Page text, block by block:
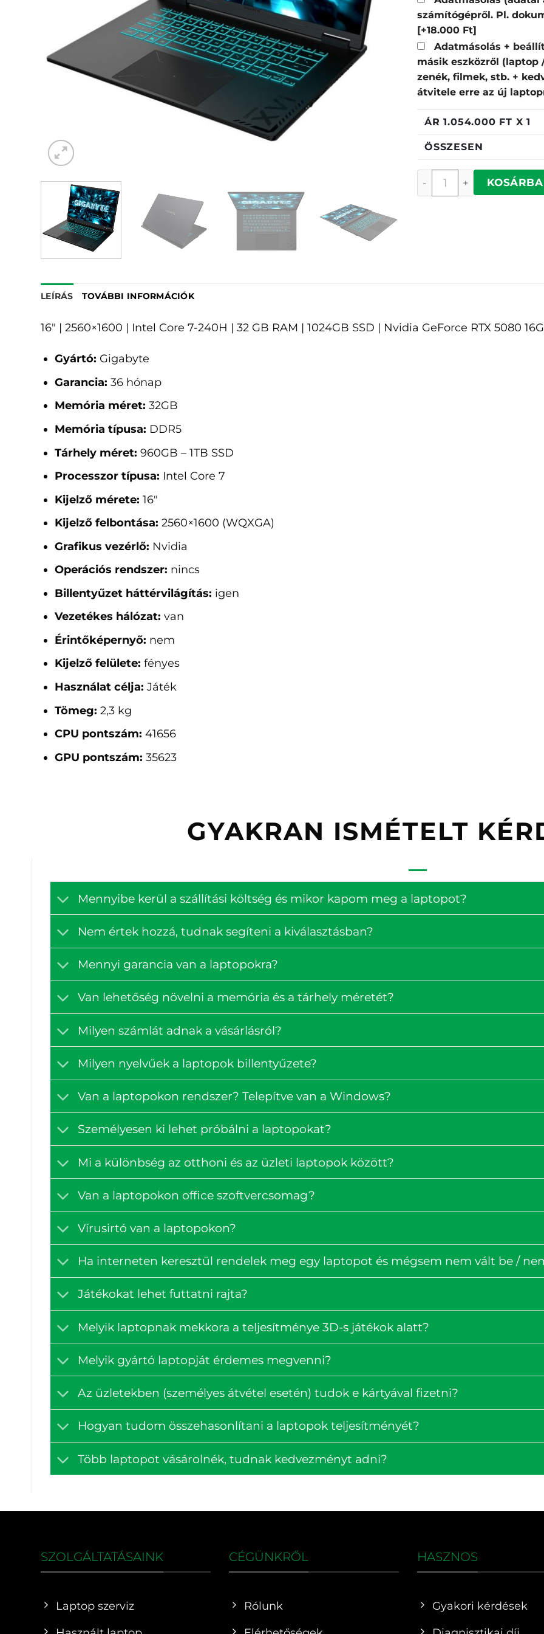
számítógépről. Pl.
[+18.000 Ft]
Adatmásolás +
másik eszközről (laptop
zenék, filmek, stb. +
átvitele erre az új
ÁR1.054.000 FT X 1
ÖSSZESEN
Gigabyte A16 PRO
LEÍRÁS TOVÁBBI INFORMÁCIÓK
16" | 2560×1600 | Intel Core 7-240H | 32 GB RAM | 1024GB SSD | Nvidia GeForce RTX 5080
Gyártó: Gigabyte
Garancia: 36 hónap
Memória méret: 32GB
Memória típusa: DDR5
Tárhely méret: 960GB – 1TB SSD
Processzor típusa: Intel Core 7
Kijelző mérete: 16"
Kijelző felbontása: 2560×1600 (WQXGA)
Grafikus vezérlő: Nvidia
Operációs rendszer: nincs
Billentyűzet háttérvilágítás: igen
Vezetékes hálózat: van
Érintőképernyő: nem
Kijelző felülete: fényes
Használat célja: Játék
Tömeg: 2,3 kg
CPU pontszám: 41656
GPU pontszám: 35623
GYAKRAN ISMÉTELT
Mennyibe kerül a szállítási költség és mikor kapom meg a laptopot?
Nem értek hozzá, tudnak segíteni a kiválasztásban?
Mennyi garancia van a laptopokra?
Van lehetőség növelni a memória és a tárhely méretét?
Milyen számlát adnak a vásárlásról?
Milyen nyelvűek a laptopok billentyűzete?
Van a laptopokon rendszer? Telepítve van a Windows?
Személyesen ki lehet próbálni a laptopokat?
Mi a különbség az otthoni és az üzleti laptopok között?
Van a laptopokon office szoftvercsomag?
Vírusirtó van a laptopokon?
Ha interneten keresztül rendelek meg egy laptopot és mégsem nem vált be /
Játékokat lehet futtatni rajta?
Melyik laptopnak mekkora a teljesítménye 3D-s játékok alatt?
Melyik gyártó laptopját érdemes megvenni?
Az üzletekben (személyes átvétel esetén) tudok e kártyával fizetni?
Hogyan tudom összehasonlítani a laptopok teljesítményét?
Több laptopot vásárolnék, tudnak kedvezményt adni?
SZOLGÁLTATÁSAINK
Laptop szerviz
CÉGÜNKRŐL
Rólunk
HASZNOS
Gyakori kérdések